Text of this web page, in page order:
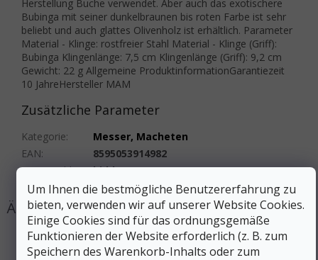
Um Ihnen die bestmögliche Benutzererfahrung zu
bieten, verwenden wir auf unserer Website Cookies.
Einige Cookies sind für das ordnungsgemäße
Funktionieren der Website erforderlich (z. B. zum
Speichern des Warenkorb-Inhalts oder zum
Herstellung Buche verwendet. Aber auch das exotischere
Bubinga mit seiner dunkelbraunen bis roten Farbe ist sehr
beliebt und auch glattes Olivenholz ist erhältlich. Parameter
Material - Klinge: rostfreier Stahl Material - Klinge (Griff):
Bubinga Klingenlänge: 7,5 cm Klingenlänge (Griff): 9,2 cm
Gewicht: 22 g Allgemeine ProduktinformationGarantiezeit
10 JahreHersteller MAM
Zusätzliche Parameter
Kategorie:
Messer, Macheten
EAN:
8595053914982
#sizes_table#: hidden